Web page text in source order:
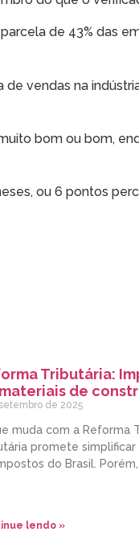
de 43% das
vendas na
bom ou bom,
ou 6 pontos
Tributária:
de
de 2025
muda com a Reforma
promete
do Brasil.
lendo »